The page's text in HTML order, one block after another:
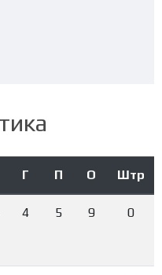
Г П О Штр
4 5 9 0